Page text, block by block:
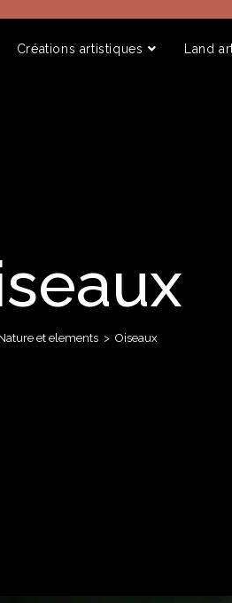
Créations artistiques Land
et elements > Oiseaux